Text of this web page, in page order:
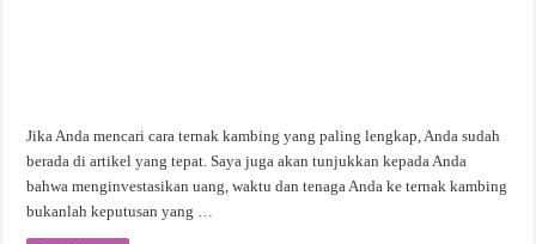
Jika Anda mencari cara ternak kambing yang paling lengkap, Anda sudah
berada di artikel yang tepat. Saya juga akan tunjukkan kepada Anda
bahwa menginvestasikan uang, waktu dan tenaga Anda ke ternak kambing
bukanlah keputusan yang …